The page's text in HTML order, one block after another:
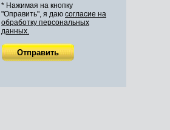
* Нажимая на кнопку
"Оправить", я даю согласие на
обработку персональных
данных.